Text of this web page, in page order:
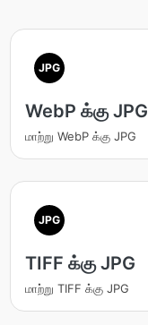
JPG
WebP க்கு JPG
மாற்று WebP க்கு JPG
JPG
TIFF க்கு JPG
மாற்று TIFF க்கு JPG